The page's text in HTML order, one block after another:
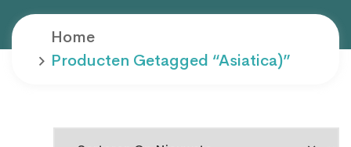
Home
Producten Getagged “asiatica)”